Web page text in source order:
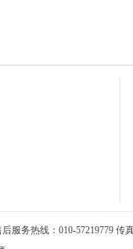
服务热线：010-57219779 传